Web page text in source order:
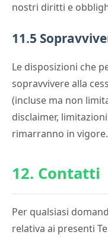
nostri diritti e
11.5
Le disposizioni che
sopravvivere alla
(incluse ma non
disclaimer,
rimarranno in vigore.
12. Contatti
Per qualsiasi
relativa ai presenti